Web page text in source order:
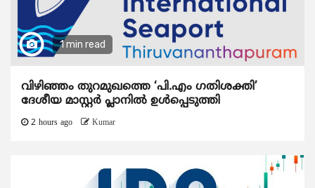
1 min read
വിഴിഞ്ഞം തുറമുഖത്തെ ‘പി.എം ഗതിശക്തി’
ദേശീയ മാസ്റ്റർ പ്ലാനിൽ ഉൾപ്പെടുത്തി
2 hours ago Kumar